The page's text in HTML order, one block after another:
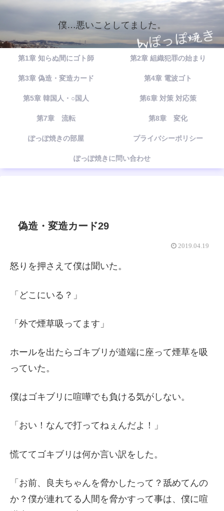
僕…悪いことしてました。
第1章 知らぬ間にゴト師 第2章 組織犯罪の始まり
第3章 偽造・変造カード 第4章 電波ゴト
第5章 韓国人・○国人 第6章 対策 対応策
第7章 流転 第8章 変化
ぽっぽ焼きの部屋 プライバシーポリシー
ぽっぽ焼きに問い合わせ
偽造・変造カード29
2019.04.19
怒りを押さえて僕は聞いた。
「どこにいる？」
「外で煙草吸ってます」
ホールを出たらゴキブリが道端に座って煙草を吸
っていた。
僕はゴキブリに喧嘩でも負ける気がしない。
「おい！なんで打ってねぇんだよ！」
慌ててゴキブリは何か言い訳をした。
「お前、良夫ちゃんを脅かしたって？舐めてんの
か？僕が連れてる人間を脅かすって事は、僕に喧